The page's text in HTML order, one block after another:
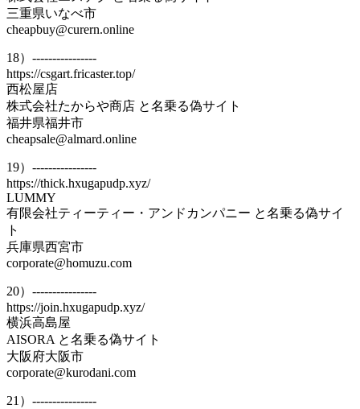
三重県いなべ市
cheapbuy@curern.online
18）----------------
https://csgart.fricaster.top/
西松屋店
株式会社たからや商店 と名乗る偽サイト
福井県福井市
cheapsale@almard.online
19）----------------
https://thick.hxugapudp.xyz/
LUMMY
有限会社ティーティー・アンドカンパニー と名乗る偽サイ
ト
兵庫県西宮市
corporate@homuzu.com
20）----------------
https://join.hxugapudp.xyz/
横浜高島屋
AISORA と名乗る偽サイト
大阪府大阪市
corporate@kurodani.com
21）----------------